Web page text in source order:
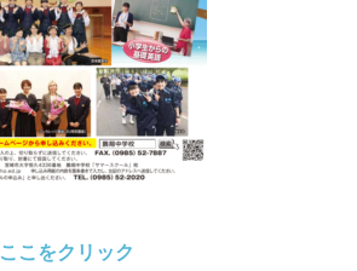
ここをクリック